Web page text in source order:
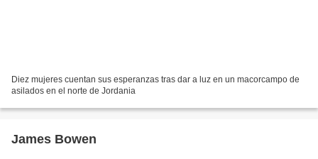
Diez mujeres cuentan sus esperanzas tras dar a luz en un macorcampo de
asilados en el norte de Jordania
James Bowen